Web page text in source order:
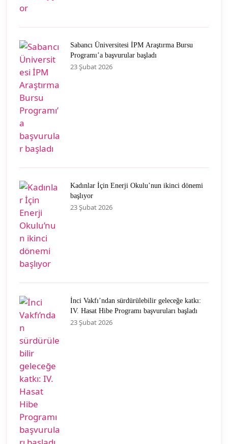
Sabancı Üniversitesi İPM Araştırma Bursu
Programı’a başvurular başladı
23 Şubat 2026
Kadınlar İçin Enerji Okulu’nun ikinci dönemi
başlıyor
23 Şubat 2026
İnci Vakfı’ndan sürdürülebilir geleceğe katkı:
IV. Hasat Hibe Programı başvuruları başladı
23 Şubat 2026